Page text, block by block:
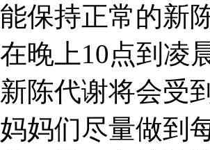
能保持正常的新
在晚上10点到凌
新陈代谢将会受
妈妈们尽量做到